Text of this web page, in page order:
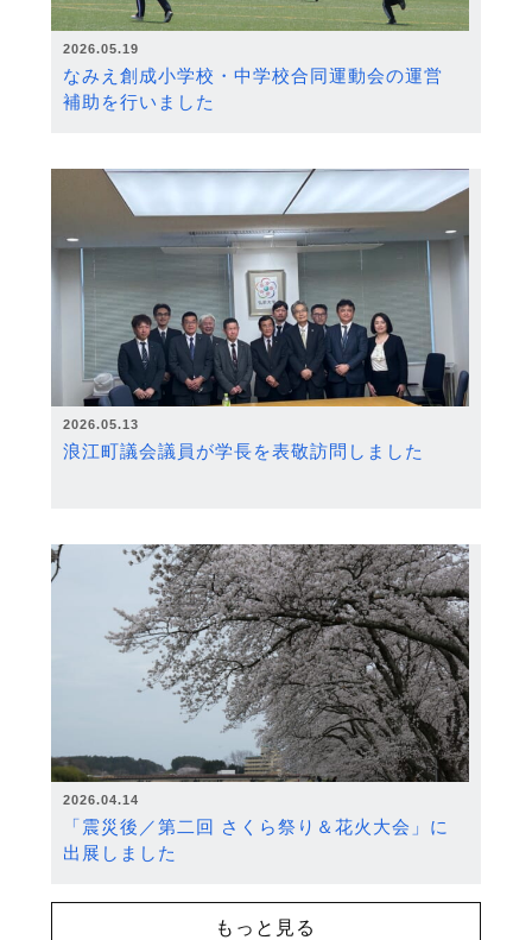
2026.05.19
なみえ創成小学校・中学校合同運動会の運営
補助を行いました
2026.05.13
浪江町議会議員が学長を表敬訪問しました
2026.04.14
「震災後／第二回 さくら祭り＆花火大会」に
出展しました
もっと見る